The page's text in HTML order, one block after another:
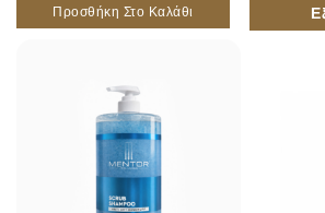
Προσθήκη Στο Καλάθι